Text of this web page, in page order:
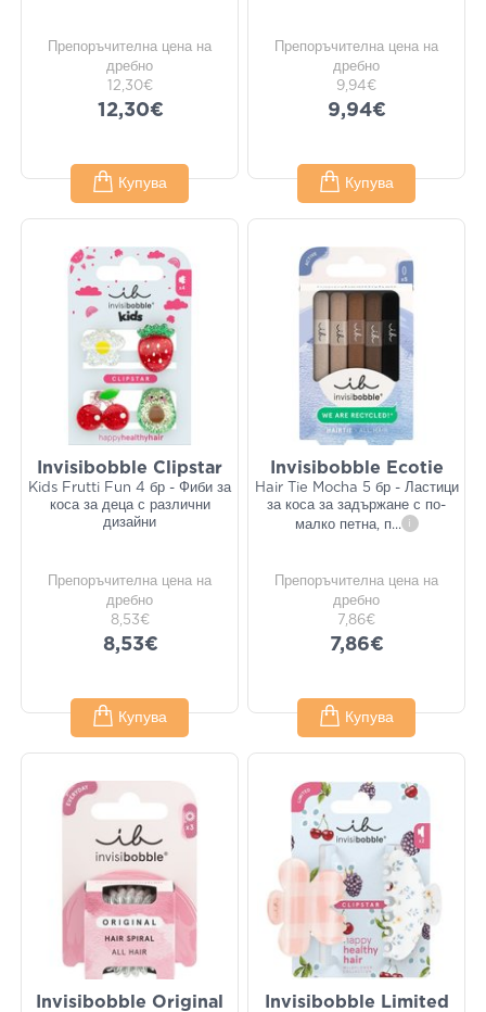
Препоръчителна цена на
дребно
12,30€
12,30€
Купува
Препоръчителна цена на
дребно
9,94€
9,94€
Купува
Invisibobble Clipstar
Kids Frutti Fun 4 бр - Фиби за
коса за деца с различни
дизайни
Препоръчителна цена на
дребно
8,53€
8,53€
Купува
Invisibobble Ecotie
Hair Tie Mocha 5 бр - Ластици
за коса за задържане с по-
малко петна, п... i
Препоръчителна цена на
дребно
7,86€
7,86€
Купува
Invisibobble Original Invisibobble Limited